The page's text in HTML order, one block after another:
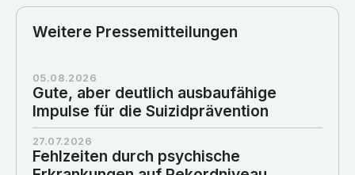
Weitere Pressemitteilungen
05.08.2026
Gute, aber deutlich ausbaufähige
Impulse für die Suizidprävention
27.07.2026
Fehlzeiten durch psychische